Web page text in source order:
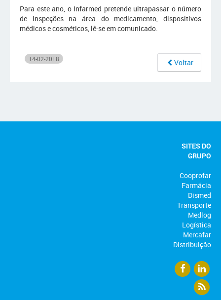
Para este ano, o Infarmed pretende ultrapassar o número
de inspeções na área do medicamento, dispositivos
médicos e cosméticos, lê-se em comunicado.
14-02-2018 Voltar
SITES DO
GRUPO
Cooprofar
Farmácia
Dismed
Transporte
Medlog
Logística
Mercafar
Distribuição